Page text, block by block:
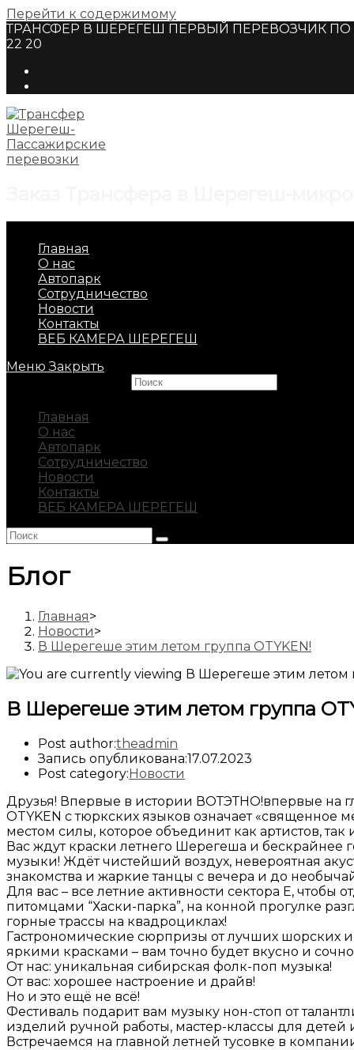
Перейти к содержимому
ТРАНСФЕР В ШЕРЕГЕШ ПЕРВЫЙ ПЕРЕВОЗЧИК ПО
22 20
Главная
О нас
Автопарк
Сотрудничество
Новости
Контакты
ВЕБ КАМЕРА ШЕРЕГЕШ
Меню Закрыть
Главная
О нас
Автопарк
Сотрудничество
Новости
Контакты
ВЕБ КАМЕРА ШЕРЕГЕШ
Блог
Главная>
Новости>
В Шерегеше этим летом группа OTYKEN!
В Шерегеше этим летом группа
Post author:theadmin
Запись опубликована:17.07.2023
Post category:Новости
Друзья! Впервые в истории ВОТЭТНО!впервые на
OTYKEN с тюркских языков означает «священное
местом силы, которое объединит как артистов, так
Вас ждут краски летнего Шерегеша и бескрайнее
музыки! Ждёт чистейший воздух, невероятная
знакомства и жаркие танцы с вечера и до
Для вас – все летние активности сектора Е,
питомцами “Хаски-парка”, на конной прогулке
горные трассы на квадроциклах!
Гастрономические сюрпризы от лучших шорских
яркими красками – вам точно будет вкусно и
От нас: уникальная сибирская фолк-поп музыка!
От вас: хорошее настроение и драйв!
Но и это ещё не всё!
Фестиваль подарит вам музыку нон-стоп от
изделий ручной работы, мастер-классы для
Встречаемся на главной летней тусовке в